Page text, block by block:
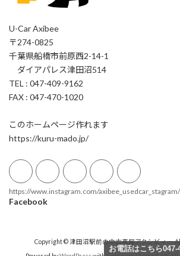
U-Car Axibee
〒274-0825
千葉県船橋市前原西2-14-1
ダイアパレス津田沼514
TEL : 047-409-9162
FAX : 047-470-1020
このホームページ作れます
https://kuru-mado.jp/
https://www.instagram.com/axibee_usedcar_stagram/
Facebook
Copyright © 津田沼駅前の中古車屋アクシビィー
お電話はこちら047-